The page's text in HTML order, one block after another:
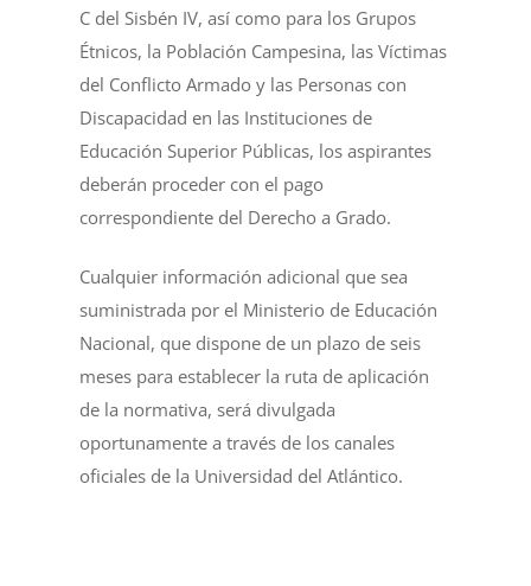
C del Sisbén IV, así como para los Grupos
Étnicos, la Población Campesina, las Víctimas
del Conflicto Armado y las Personas con
Discapacidad en las Instituciones de
Educación Superior Públicas, los aspirantes
deberán proceder con el pago
correspondiente del Derecho a Grado.
Cualquier información adicional que sea
suministrada por el Ministerio de Educación
Nacional, que dispone de un plazo de seis
meses para establecer la ruta de aplicación
de la normativa, será divulgada
oportunamente a través de los canales
oficiales de la Universidad del Atlántico.